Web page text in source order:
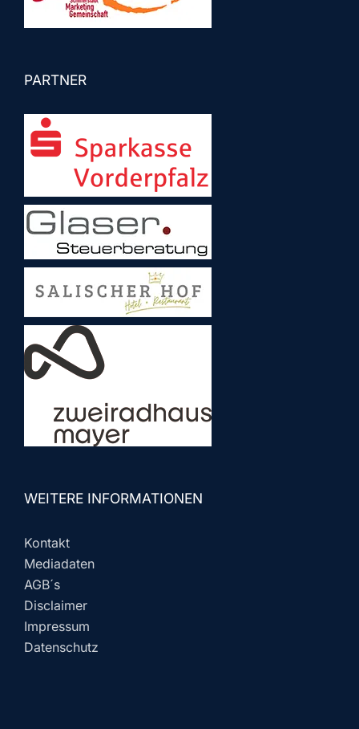
PARTNER
WEITERE INFORMATIONEN
Kontakt
Mediadaten
AGB´s
Disclaimer
Impressum
Datenschutz